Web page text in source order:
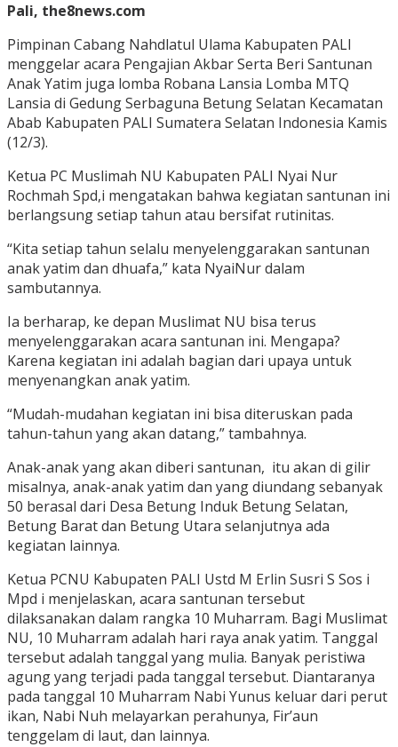
Pali, the8news.com
Pimpinan Cabang Nahdlatul Ulama Kabupaten PALI
menggelar acara Pengajian Akbar Serta Beri Santunan
Anak Yatim juga lomba Robana Lansia Lomba MTQ
Lansia di Gedung Serbaguna Betung Selatan Kecamatan
Abab Kabupaten PALI Sumatera Selatan Indonesia Kamis
(12/3).
Ketua PC Muslimah NU Kabupaten PALI Nyai Nur
Rochmah Spd,i mengatakan bahwa kegiatan santunan ini
berlangsung setiap tahun atau bersifat rutinitas.
“Kita setiap tahun selalu menyelenggarakan santunan
anak yatim dan dhuafa,” kata NyaiNur dalam
sambutannya.
Ia berharap, ke depan Muslimat NU bisa terus
menyelenggarakan acara santunan ini. Mengapa?
Karena kegiatan ini adalah bagian dari upaya untuk
menyenangkan anak yatim.
“Mudah-mudahan kegiatan ini bisa diteruskan pada
tahun-tahun yang akan datang,” tambahnya.
Anak-anak yang akan diberi santunan, itu akan di gilir
misalnya, anak-anak yatim dan yang diundang sebanyak
50 berasal dari Desa Betung Induk Betung Selatan,
Betung Barat dan Betung Utara selanjutnya ada
kegiatan lainnya.
Ketua PCNU Kabupaten PALI Ustd M Erlin Susri S Sos i
Mpd i menjelaskan, acara santunan tersebut
dilaksanakan dalam rangka 10 Muharram. Bagi Muslimat
NU, 10 Muharram adalah hari raya anak yatim. Tanggal
tersebut adalah tanggal yang mulia. Banyak peristiwa
agung yang terjadi pada tanggal tersebut. Diantaranya
pada tanggal 10 Muharram Nabi Yunus keluar dari perut
ikan, Nabi Nuh melayarkan perahunya, Fir’aun
tenggelam di laut, dan lainnya.